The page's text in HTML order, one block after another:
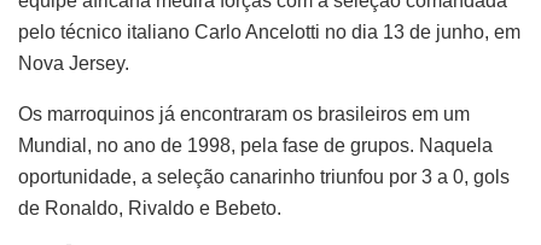
pelo técnico italiano Carlo Ancelotti no dia 13 de junho, em
Nova Jersey.
Os marroquinos já encontraram os brasileiros em um
Mundial, no ano de 1998, pela fase de grupos. Naquela
oportunidade, a seleção canarinho triunfou por 3 a 0, gols
de Ronaldo, Rivaldo e Bebeto.